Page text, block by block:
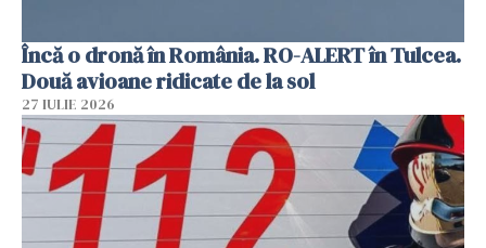
Încă o dronă în România. RO-ALERT în Tulcea.
Două avioane ridicate de la sol
27 IULIE 2026